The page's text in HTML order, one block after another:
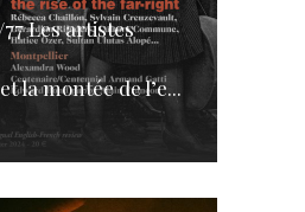
Les artistes
la montée de l’e...